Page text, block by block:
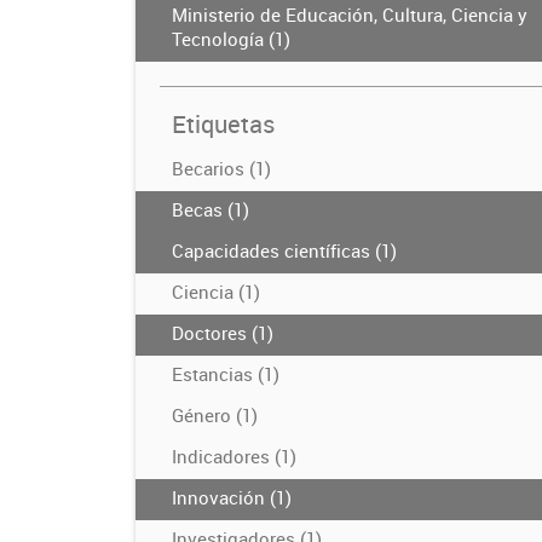
Ministerio de Educación, Cultura, Ciencia y
Tecnología (1)
Etiquetas
Becarios (1)
Becas (1)
Capacidades científicas (1)
Ciencia (1)
Doctores (1)
Estancias (1)
Género (1)
Indicadores (1)
Innovación (1)